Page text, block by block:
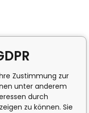
Zustimmung zur
unter anderem
durch
zu können. Sie